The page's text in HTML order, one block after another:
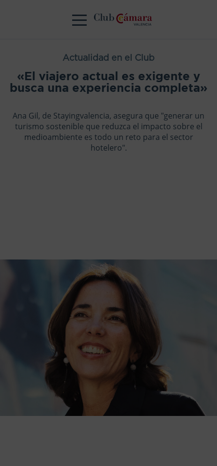
Actualidad en el Club
«El viajero actual es exigente y
busca una experiencia completa»
Ana Gil, de Stayingvalencia, asegura que "generar un
turismo sostenible que reduzca el impacto sobre el
medioambiente es todo un reto para el sector
hotelero".